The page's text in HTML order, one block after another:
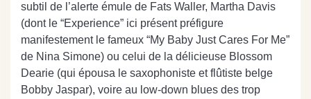
subtil de l’alerte émule de Fats Waller, Martha Davis
(dont le “Experience” ici présent préfigure
manifestement le fameux “My Baby Just Cares For Me”
de Nina Simone) ou celui de la délicieuse Blossom
Dearie (qui épousa le saxophoniste et flûtiste belge
Bobby Jaspar), voire au low-down blues des trop